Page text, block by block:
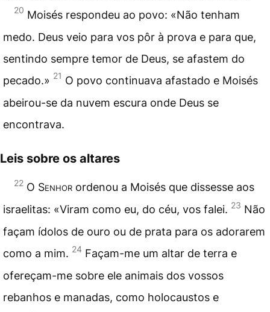
20 Moisés respondeu ao povo: «Não tenham
medo. Deus veio para vos pôr à prova e para que,
sentindo sempre temor de Deus, se afastem do
pecado.» 21 O povo continuava afastado e Moisés
abeirou-se da nuvem escura onde Deus se
encontrava.
Leis sobre os altares
22 O Senhor ordenou a Moisés que dissesse aos
israelitas: «Viram como eu, do céu, vos falei. 23 Não
façam ídolos de ouro ou de prata para os adorarem
como a mim. 24 Façam-me um altar de terra e
ofereçam-me sobre ele animais dos vossos
rebanhos e manadas, como holocaustos e